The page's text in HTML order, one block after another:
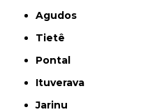
Agudos
Tietê
Pontal
Ituverava
Jarinu